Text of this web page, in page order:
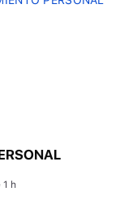
1 h